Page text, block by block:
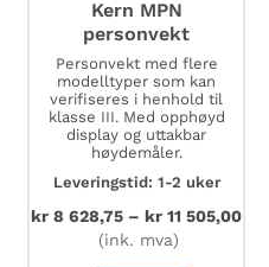
Kern MPN
personvekt
Personvekt med flere
modelltyper som kan
verifiseres i henhold til
klasse III. Med opphøyd
display og uttakbar
høydemåler.
Leveringstid: 1-2 uker
kr 8 628,75 – kr 11 505,00
(ink. mva)